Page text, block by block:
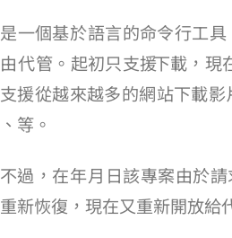
youtube-dl 是一個基於 Python 語言的命令行工具，
由 GitHub 代管。起初只支援 YouTube
支援從越來越多的網站下載影片和音訊，如 YouTube、
d、Flickr 等。
不過，在 2020 年 10 月 23 日該專案由於
重新恢復，現在又重新開放給